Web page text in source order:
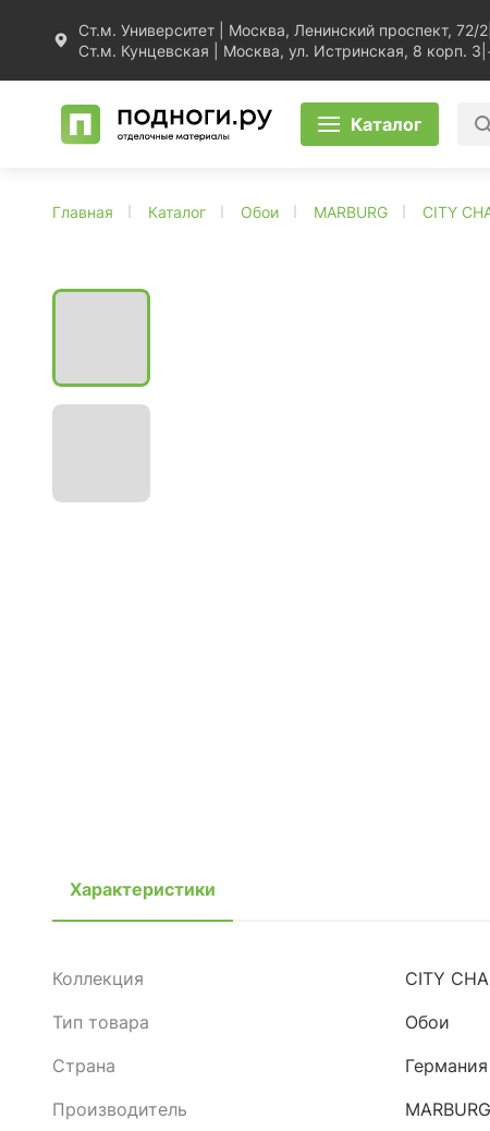
Ст.м. Университет | Москва, Ленинский проспект, 72/2
Ст.м. Кунцевская | Москва, ул. Истринская, 8 корп. 3
Каталог
Главная Каталог Обои MARBURG CITY
Характеристики
Коллекция
CITY
Тип товара
Обои
Страна
Германия
Производитель
MARBURG